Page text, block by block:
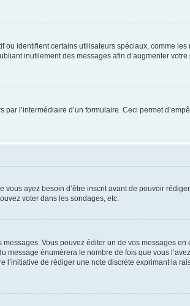
identifient certains utilisateurs spéciaux, comme
inutilement des messages afin d’augmenter
l’intermédiaire d’un formulaire. Ceci permet
ayez besoin d’être inscrit avant de pouvoir
voter dans les sondages, etc.
Vous pouvez éditer un de vos messages
énumèrera le nombre de fois que vous
l’initiative de rédiger une note discrète exprimant la